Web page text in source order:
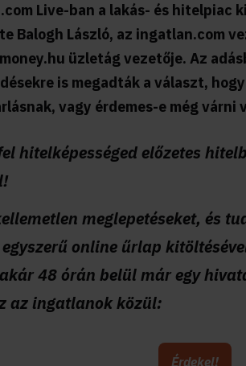
Live-ban a lakás- és hitelpiac
Balogh László, az ingatlan.com
üzletág vezetője. Az
is megadták a választ,
vagy érdemes-e még várni
hitelképességed előzetes
meglepetéseket, és
online űrlap
48 órán belül már egy
az ingatlanok közül:
Érdekel!